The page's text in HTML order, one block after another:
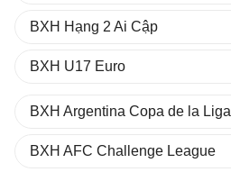
BXH Hạng 2 Ai Cập
BXH U17 Euro
BXH Argentina Copa de la Liga
BXH AFC Challenge League